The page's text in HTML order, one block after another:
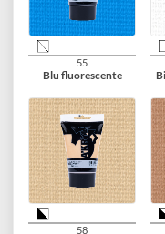
49
Giallo fluorescente